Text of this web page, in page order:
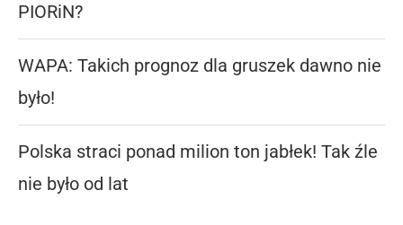
PIORiN?
WAPA: Takich prognoz dla gruszek dawno nie
było!
Polska straci ponad milion ton jabłek! Tak źle
nie było od lat